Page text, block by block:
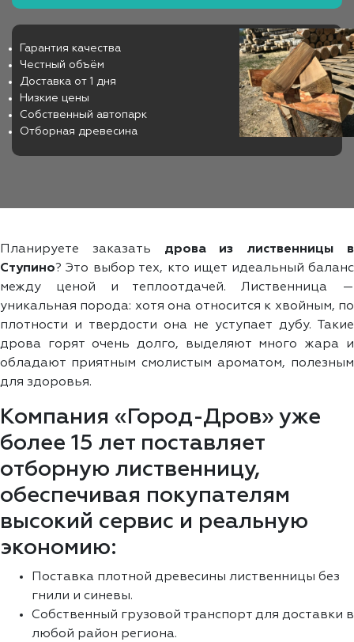
Гарантия качества
Честный объём
Доставка от 1 дня
Низкие цены
Собственный автопарк
Отборная древесина
Планируете заказать дрова из лиственницы в
Ступино? Это выбор тех, кто ищет идеальный баланс
между ценой и теплоотдачей. Лиственница —
уникальная порода: хотя она относится к хвойным, по
плотности и твердости она не уступает дубу. Такие
дрова горят очень долго, выделяют много жара и
обладают приятным смолистым ароматом, полезным
для здоровья.
Компания «Город-Дров» уже
более 15 лет поставляет
отборную лиственницу,
обеспечивая покупателям
высокий сервис и реальную
экономию:
Поставка плотной древесины лиственницы без
гнили и синевы.
Собственный грузовой транспорт для доставки в
любой район региона.